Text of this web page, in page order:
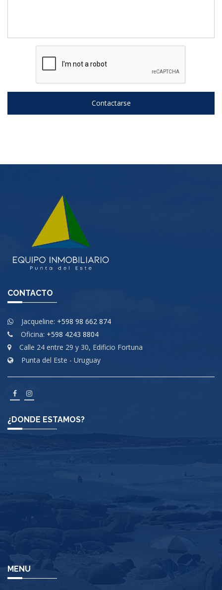
Contactarse
CONTACTO
Jacqueline: +598 98 662 874
Oficina: +598 4243 8804
Calle 24 entre 29 y 30, Edificio Fortuna
Punta del Este - Uruguay
¿DONDE ESTAMOS?
MENU